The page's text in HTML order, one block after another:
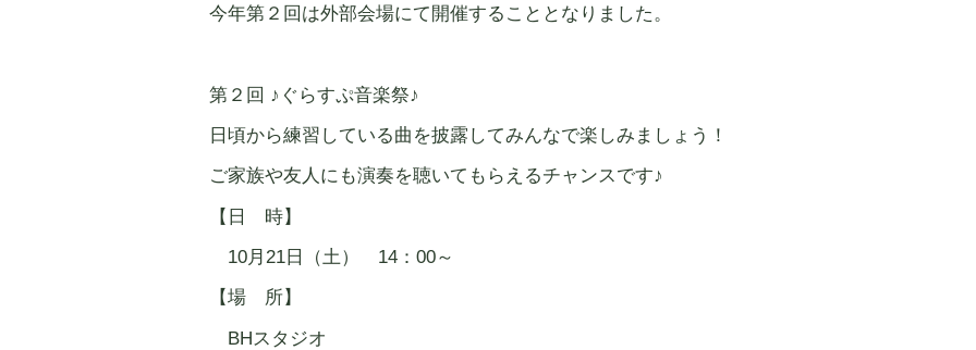
今年第２回は外部会場にて開催することとなりました。
第２回 ♪ぐらすぷ音楽祭♪
日頃から練習している曲を披露してみんなで楽しみましょう！
ご家族や友人にも演奏を聴いてもらえるチャンスです♪
【日 時】
10月21日（土） 14：00～
【場 所】
BHスタジオ